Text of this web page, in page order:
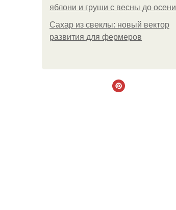
яблони и груши с весны до осени
Сахар из свеклы: новый вектор
развития для фермеров